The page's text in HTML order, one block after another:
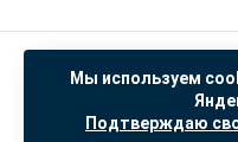
Политика
Согласие на
"© ООО “САНТЕХГИД”, 2026. Все
Мы используем
Подтверждаю